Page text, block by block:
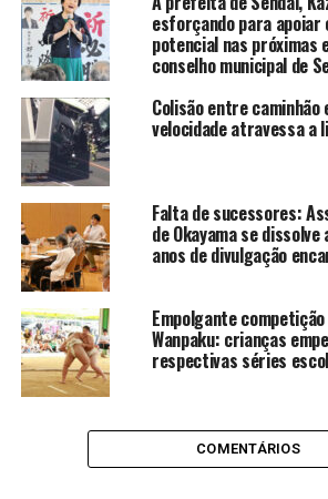
esforçando para apoiar
potencial nas próximas
conselho municipal de
Colisão entre caminhão
velocidade atravessa a
Falta de sucessores:
de Okayama se
anos de divulgação
Empolgante
Wanpaku: crianças
respectivas séries
COMENTÁRIOS